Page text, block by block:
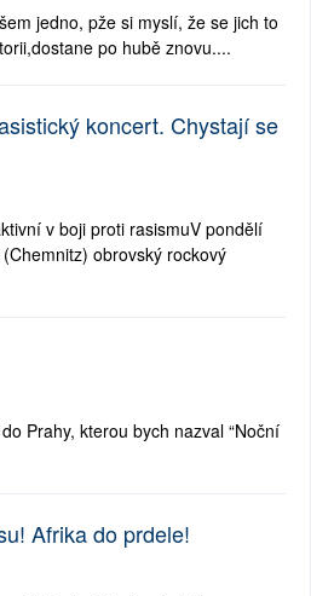
jedno, pže si myslí, že se jich to
po hubě znovu....
koncert. Chystají se
v boji proti rasismuV pondělí
obrovský rockový
Prahy, kterou bych nazval “Noční
Afrika do prdele!